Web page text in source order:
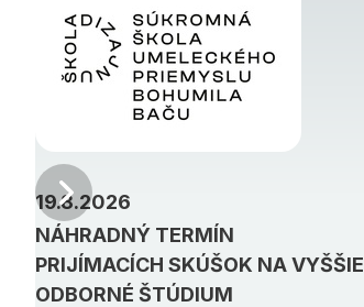
NÁHRADNÝ TERMÍN
PRIJÍMACÍCH SKÚŠOK NA VYŠŠIE
ODBORNÉ ŠTÚDIUM
19.8.2026Predchádzajúci